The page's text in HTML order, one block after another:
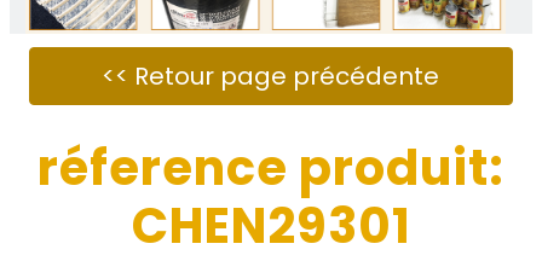
réference produit:
CHEN29301